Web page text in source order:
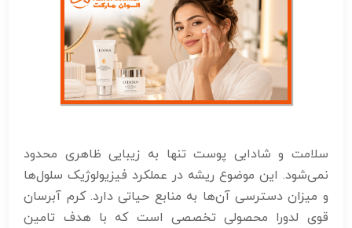
سلامت و شادابی پوست تنها به زیبایی ظاهری محدود
نمی‌شود. این موضوع ریشه در عملکرد فیزیولوژیک سلول‌ها
و میزان دسترسی آن‌ها به منابع حیاتی دارد. کرم آبرسان
قوی لدورا محصولی تخصصی است که با هدف تامین